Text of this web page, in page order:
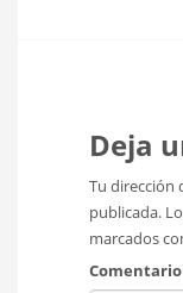
Deja
Tu dirección
publicada.
marcados
Comentario